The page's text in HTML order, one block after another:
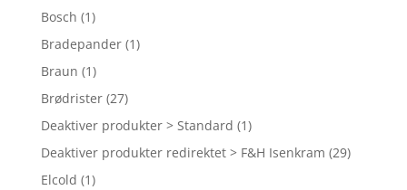
Bosch (1)
Bradepander (1)
Braun (1)
Brødrister (27)
Deaktiver produkter > Standard (1)
Deaktiver produkter redirektet > F&H Isenkram (29)
Elcold (1)